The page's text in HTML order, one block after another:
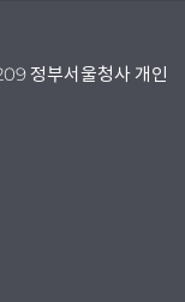
정부서울청사 개인